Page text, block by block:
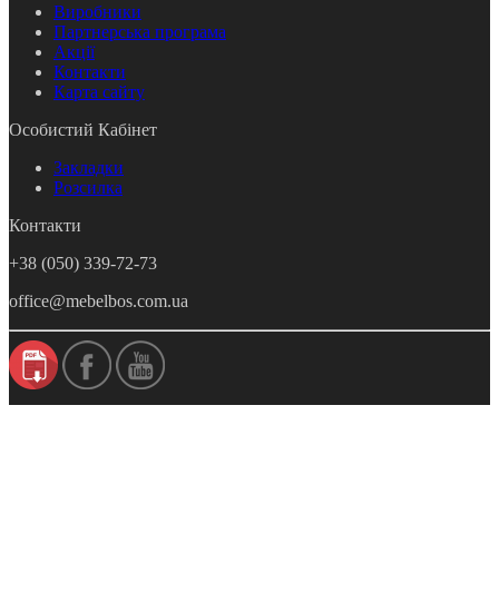
Виробники
Партнерська програма
Акції
Контакти
Карта сайту
Особистий Кабінет
Закладки
Розсилка
Контакти
+38 (050) 339-72-73
office@mebelbos.com.ua